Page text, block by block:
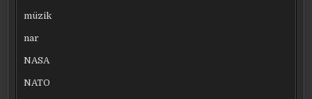
müzik
nar
NASA
NATO